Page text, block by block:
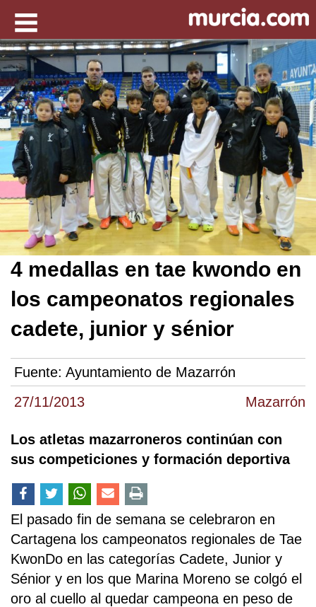
27/11/2013 Mazarrón
4 medallas en tae kwondo en
los campeonatos regionales
cadete, junior y sénior
Fuente: Ayuntamiento de Mazarrón
Los atletas mazarroneros continúan con
sus competiciones y formación deportiva
El pasado fin de semana se celebraron en
Cartagena los campeonatos regionales de Tae
KwonDo en las categorías Cadete, Junior y
Sénior y en los que Marina Moreno se colgó el
oro al cuello al quedar campeona en peso de